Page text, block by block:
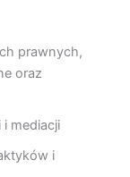
prawnych,
oraz
i mediacji
i